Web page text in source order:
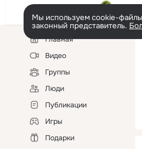
Мы используем cookie-
законный представитель.
Левая
колонкаГлавная
Видео
Группы
Люди
Публикации
Игры
Подарки